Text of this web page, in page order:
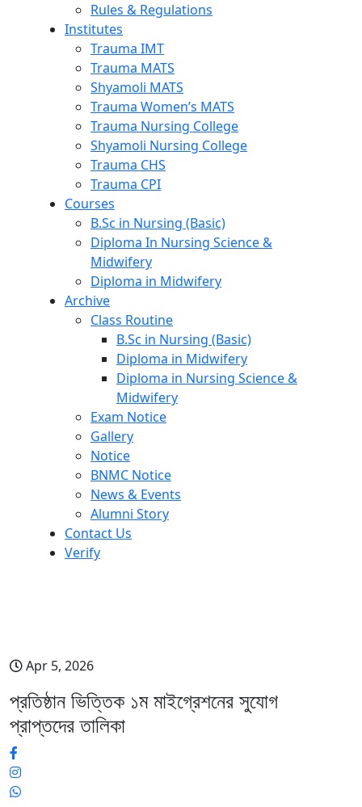
Rules & Regulations
Institutes
Trauma IMT
Trauma MATS
Shyamoli MATS
Trauma Women’s MATS
Trauma Nursing College
Shyamoli Nursing College
Trauma CHS
Trauma CPI
Courses
B.Sc in Nursing (Basic)
Diploma In Nursing Science &
Midwifery
Diploma in Midwifery
Archive
Class Routine
B.Sc in Nursing (Basic)
Diploma in Midwifery
Diploma in Nursing Science &
Midwifery
Exam Notice
Gallery
Notice
BNMC Notice
News & Events
Alumni Story
Contact Us
Verify
Apr 5, 2026
প্রতিষ্ঠান ভিত্তিক ১ম মাইগ্রেশনের সুযোগ
প্রাপ্তদের তালিকা